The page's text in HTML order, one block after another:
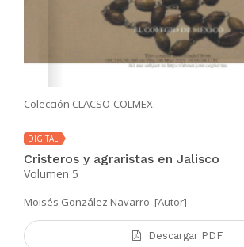
Colección CLACSO-COLMEX.
DIGITAL
Cristeros y agraristas en Jalisco
Volumen 5
Moisés González Navarro. [Autor]
Descargar PDF